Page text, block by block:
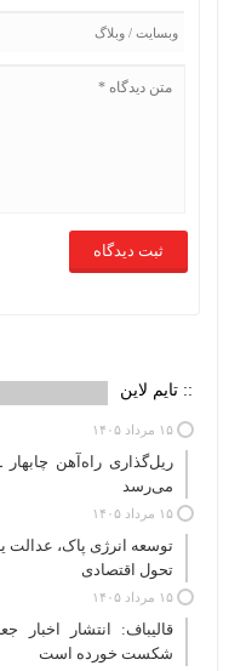
:: تایم لاین
۱۵ مرداد ۱۴۰۵
ریل‌گذاری راه‌آهن چابهار
می‌رسد
۱۵ مرداد ۱۴۰۵
توسعه انرژی پاک، عدالت
تحول اقتصادی
۱۵ مرداد ۱۴۰۵
قالیباف: انتشار
شکست خورده است